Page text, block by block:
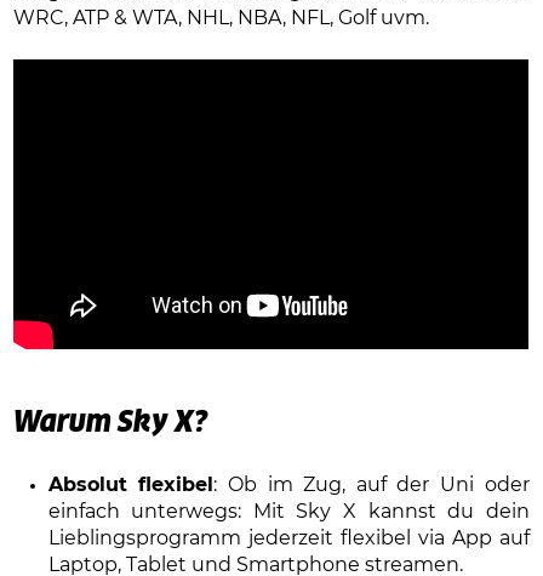
WRC, ATP & WTA, NHL, NBA, NFL, Golf uvm.
Warum Sky X?
Absolut flexibel : Ob im Zug, auf der Uni oder
einfach unterwegs: Mit Sky X kannst du dein
Lieblingsprogramm jederzeit flexibel via App auf
Laptop, Tablet und Smartphone streamen.